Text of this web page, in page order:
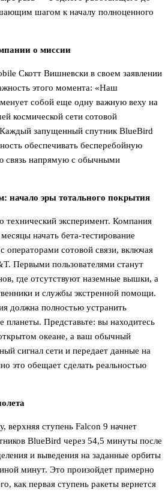
шагом к началу полноценного
о миссии
Скотт Вишневски в своем заявлении
этого момента: «Наш
собой еще одну важную веху на
космической сети сотовой
запущенный спутник BlueBird
обеспечивать бесперебойную
связь напрямую с обычными
начало эры тотального покрытия
технический эксперимент. Компания
начать бета-тестирование
операторами сотовой связи, включая
Первыми пользователями станут
где отсутствуют наземные вышки, а
и службы экстренной помощи.
должна полностью устранить
планеты. Представьте: вы находитесь
океане, а ваш обычный
сигнал сети и передает данные на
это обещает сделать реальностью
верхняя ступень Falcon 9 начнет
BlueBird через 54,5 минуты после
и выведения на заданные орбиты
минут. Это произойдет примерно
как первая ступень ракеты вернется